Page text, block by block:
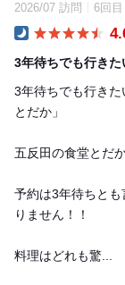
2026/07 訪問 6回目
3年待ちでも行きた
3年待ちでも行き
とだか」
五反田の食堂とだか
予約は3年待ちと
りません！！
料理はどれも驚...